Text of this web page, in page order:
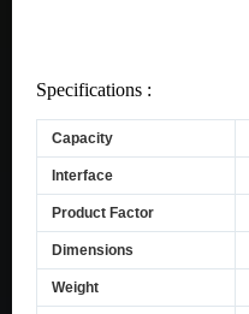
Specifications :
Capacity
Interface
Product Factor
Dimensions
Weight